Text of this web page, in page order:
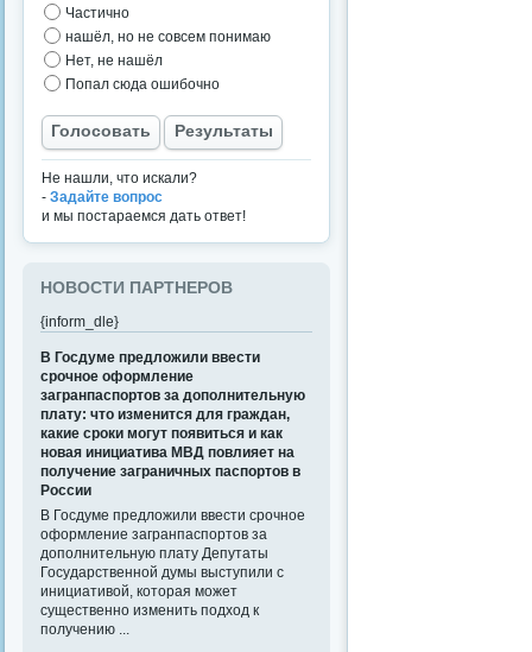
Частично
нашёл, но не совсем понимаю
Нет, не нашёл
Попал сюда ошибочно
Голосовать Результаты
Не нашли, что искали?
- Задайте вопрос
и мы постараемся дать ответ!
НОВОСТИ ПАРТНЕРОВ
{inform_dle}
В Госдуме предложили ввести
срочное оформление
загранпаспортов за дополнительную
плату: что изменится для граждан,
какие сроки могут появиться и как
новая инициатива МВД повлияет на
получение заграничных паспортов в
России
В Госдуме предложили ввести срочное
оформление загранпаспортов за
дополнительную плату Депутаты
Государственной думы выступили с
инициативой, которая может
существенно изменить подход к
получению ...